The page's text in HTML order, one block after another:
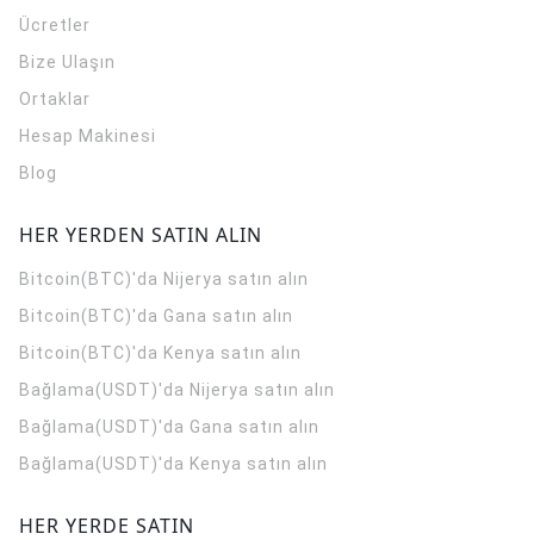
Ücretler
Bize Ulaşın
Ortaklar
Hesap Makinesi
Blog
HER YERDEN SATIN ALIN
Bitcoin(BTC)'da Nijerya satın alın
Bitcoin(BTC)'da Gana satın alın
Bitcoin(BTC)'da Kenya satın alın
Bağlama(USDT)'da Nijerya satın alın
Bağlama(USDT)'da Gana satın alın
Bağlama(USDT)'da Kenya satın alın
HER YERDE SATIN